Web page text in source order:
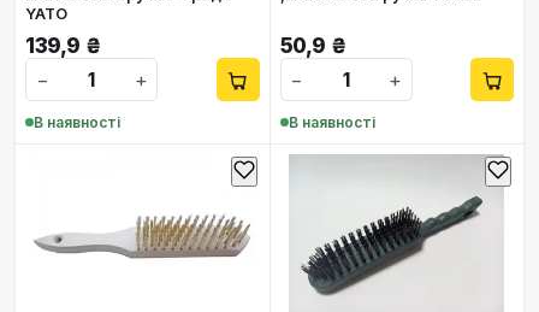
YATO
139,9 ₴
−
+
В наявності
50,9 ₴
−
+
В наявності